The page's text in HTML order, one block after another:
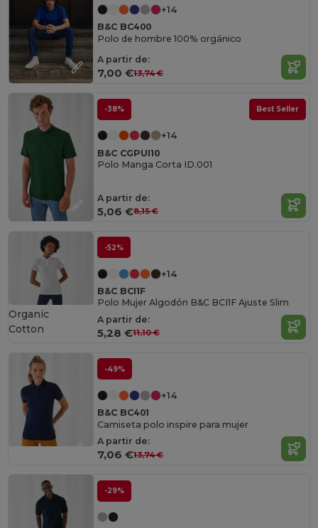
+14
B&C BC400
Polo de hombre 100% orgánico
A partir de:
7,00 €13,74 €
-38% Best Seller
+14
B&C CGPUI10
Polo Manga Corta ID.001
A partir de:
5,06 €8,15 €
-52%
+14
B&C BCI1F
Polo Mujer Algodón B&C BCI1F Ajuste Slim
A partir de:
5,28 €11,10 €
Organic
Cotton
-49%
+14
B&C BC401
Camiseta polo inspire para mujer
A partir de:
7,06 €13,74 €
-29%